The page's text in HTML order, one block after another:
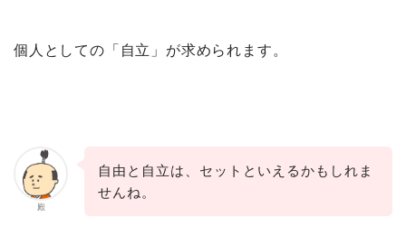
個人としての「自立」が求められます。
殿
自由と自立は、セットといえるかもしれま
せんね。